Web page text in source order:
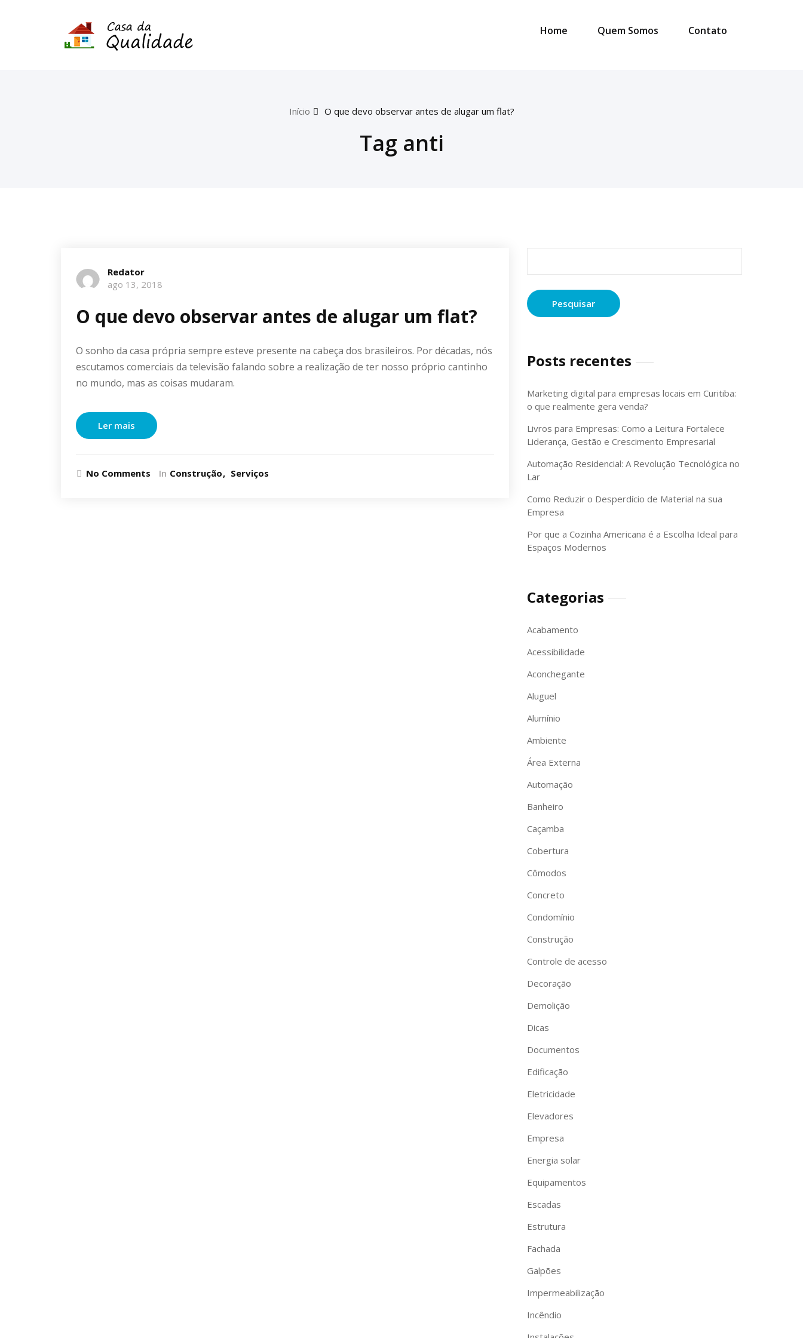
Home Quem Somos Contato
Início O que devo observar antes de alugar um flat?
Tag anti
Redator
ago 13, 2018
O que devo observar antes de alugar um flat?
O sonho da casa própria sempre esteve presente na cabeça dos brasileiros. Por décadas, nós
escutamos comerciais da televisão falando sobre a realização de ter nosso próprio cantinho
no mundo, mas as coisas mudaram.
Ler mais
No Comments In Construção Serviços
Posts recentes
Marketing digital para empresas locais em Curitiba:
o que realmente gera venda?
Livros para Empresas: Como a Leitura Fortalece
Liderança, Gestão e Crescimento Empresarial
Automação Residencial: A Revolução Tecnológica no
Lar
Como Reduzir o Desperdício de Material na sua
Empresa
Por que a Cozinha Americana é a Escolha Ideal para
Espaços Modernos
Categorias
Acabamento
Acessibilidade
Aconchegante
Aluguel
Alumínio
Ambiente
Área Externa
Automação
Banheiro
Caçamba
Cobertura
Cômodos
Concreto
Condomínio
Construção
Controle de acesso
Decoração
Demolição
Dicas
Documentos
Edificação
Eletricidade
Elevadores
Empresa
Energia solar
Equipamentos
Escadas
Estrutura
Fachada
Galpões
Impermeabilização
Incêndio